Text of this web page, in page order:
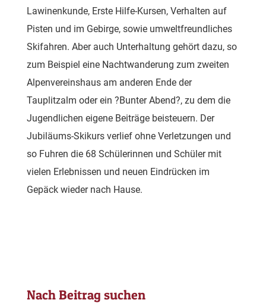
Lawinenkunde, Erste Hilfe-Kursen, Verhalten auf
Pisten und im Gebirge, sowie umweltfreundliches
Skifahren. Aber auch Unterhaltung gehört dazu, so
zum Beispiel eine Nachtwanderung zum zweiten
Alpenvereinshaus am anderen Ende der
Tauplitzalm oder ein ?Bunter Abend?, zu dem die
Jugendlichen eigene Beiträge beisteuern. Der
Jubiläums-Skikurs verlief ohne Verletzungen und
so Fuhren die 68 Schülerinnen und Schüler mit
vielen Erlebnissen und neuen Eindrücken im
Gepäck wieder nach Hause.
Nach Beitrag suchen